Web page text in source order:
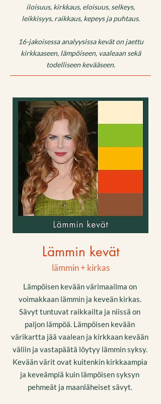
iloisuus, kirkkaus, eloisuus, selkeys,
leikkisyys, raikkaus, kepeys ja puhtaus.
16-jakoisessa analyysissa kevät on jaettu
kirkkaaseen, lämpöiseen, vaaleaan sekä
todelliseen kevääseen.
Lämmin kevät
lämmin + kirkas
Lämpöisen kevään värimaailma on
voimakkaan lämmin ja keveän kirkas.
Sävyt tuntuvat raikkailta ja niissä on
paljon lämpöä. Lämpöisen kevään
värikartta jää vaalean ja kirkkaan kevään
väliin ja vastapäätä löytyy lämmin syksy.
Kevään värit ovat kuitenkin kirkkaampia
ja keveämpiä kuin lämpöisen syksyn
pehmeät ja maanläheiset sävyt.